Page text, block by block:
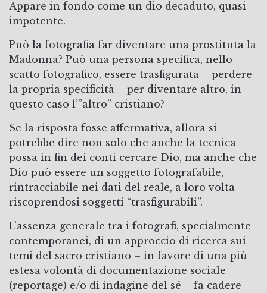
Appare in fondo come un dio decaduto, quasi
impotente.
Può la fotografia far diventare una prostituta la
Madonna? Può una persona specifica, nello
scatto fotografico, essere trasfigurata – perdere
la propria specificità – per diventare altro, in
questo caso l’”altro” cristiano?
Se la risposta fosse affermativa, allora si
potrebbe dire non solo che anche la tecnica
possa in fin dei conti cercare Dio, ma anche che
Dio può essere un soggetto fotografabile,
rintracciabile nei dati del reale, a loro volta
riscoprendosi soggetti “trasfigurabili”.
L’assenza generale tra i fotografi, specialmente
contemporanei, di un approccio di ricerca sui
temi del sacro cristiano – in favore di una più
estesa volontà di documentazione sociale
(reportage) e/o di indagine del sé – fa cadere